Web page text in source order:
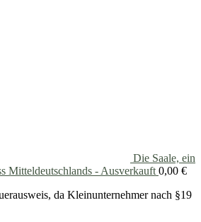
Die Saale, ein
Mitteldeutschlands - Ausverkauft 0,00 €
da Kleinunternehmer nach §19